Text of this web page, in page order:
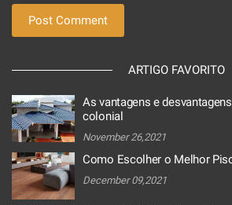
ARTIGO FAVORITO
As vantagens e
colonial
November 26,2021
Como Escolher o Melhor
December 09,2021